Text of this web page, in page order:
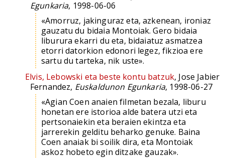
Egunkaria, 1998-06-06
«Amorruz, jakinguraz eta, azkenean, ironiaz
gauzatu du bidaia Montoiak. Gero bidaia
liburura ekarri du eta, bidaiatuz asmatzea
etorri datorkion edonori legez, fikzioa ere
sartu du tarteka, nik uste».
Elvis, Lebowski eta beste kontu batzuk, Jose Jabier
Fernandez, Euskaldunon Egunkaria, 1998-06-27
«Agian Coen anaien filmetan bezala, liburu
honetan ere istorioa alde batera utzi eta
pertsonaiekin eta beraien ekintza eta
jarrerekin gelditu beharko genuke. Baina
Coen anaiak bi soilik dira, eta Montoiak
askoz hobeto egin ditzake gauzak».